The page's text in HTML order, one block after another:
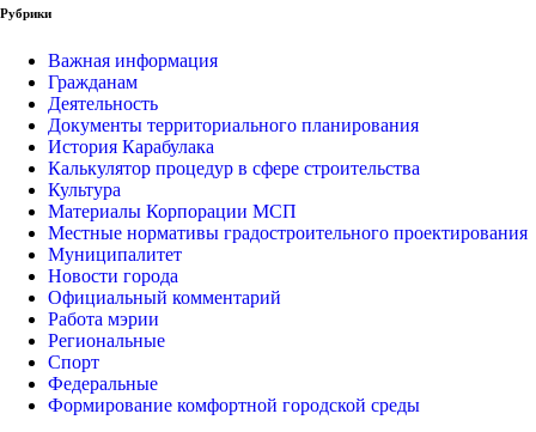
Рубрики
Важная информация
Гражданам
Деятельность
Документы территориального планирования
История Карабулака
Калькулятор процедур в сфере строительства
Культура
Материалы Корпорации МСП
Местные нормативы градостроительного проектирования
Муниципалитет
Новости города
Официальный комментарий
Работа мэрии
Региональные
Спорт
Федеральные
Формирование комфортной городской среды